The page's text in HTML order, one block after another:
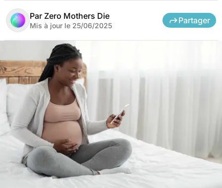
Par Zero Mothers Die
Mis à jour le 25/06/2025
Partager